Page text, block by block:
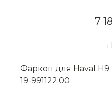
7
Фаркоп для Haval H9
19-991122.00